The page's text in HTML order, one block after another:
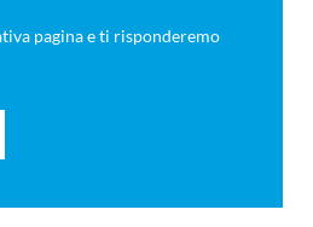
pagina e ti risponderemo